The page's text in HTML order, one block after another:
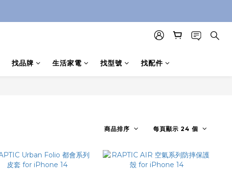
找品牌 生活家電 找型號 找配件
商品排序 每頁顯示 24 個